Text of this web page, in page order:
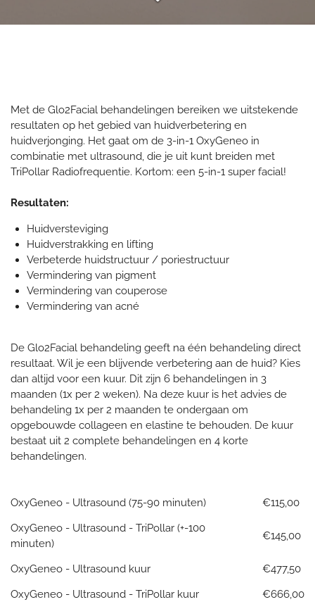
Met de Glo2Facial behandelingen bereiken we uitstekende
resultaten op het gebied van huidverbetering en
huidverjonging. Het gaat om de 3-in-1 OxyGeneo in
combinatie met ultrasound, die je uit kunt breiden met
TriPollar Radiofrequentie. Kortom: een 5-in-1 super facial!
Resultaten:
Huidversteviging
Huidverstrakking en lifting
Verbeterde huidstructuur / poriestructuur
Vermindering van pigment
Vermindering van couperose
Vermindering van acné
De Glo2Facial behandeling geeft na één behandeling direct
resultaat. Wil je een blijvende verbetering aan de huid? Kies
dan altijd voor een kuur. Dit zijn 6 behandelingen in 3
maanden (1x per 2 weken). Na deze kuur is het advies de
behandeling 1x per 2 maanden te ondergaan om
opgebouwde collageen en elastine te behouden. De kuur
bestaat uit 2 complete behandelingen en 4 korte
behandelingen.
OxyGeneo - Ultrasound (75-90 minuten)
€115,00
OxyGeneo - Ultrasound - TriPollar (+-100
minuten)
€145,00
OxyGeneo - Ultrasound kuur
€477,50
OxyGeneo - Ultrasound - TriPollar kuur
€666,00